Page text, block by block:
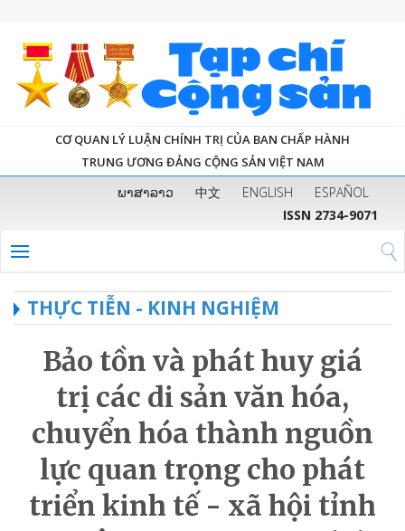
CƠ QUAN LÝ LUẬN CHÍNH TRỊ CỦA BAN CHẤP HÀNH
TRUNG ƯƠNG ĐẢNG CỘNG SẢN VIỆT NAM
ພາສາລາວ 中文 ENGLISH
ESPAÑOL
ISSN 2734-9071
THỰC TIỄN - KINH NGHIỆM
Bảo tồn và phát huy giá
trị các di sản văn hóa,
chuyển hóa thành nguồn
lực quan trọng cho phát
triển kinh tế - xã hội tỉnh